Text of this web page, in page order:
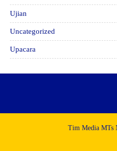
Ujian
Uncategorized
Upacara
Tim Media MTs